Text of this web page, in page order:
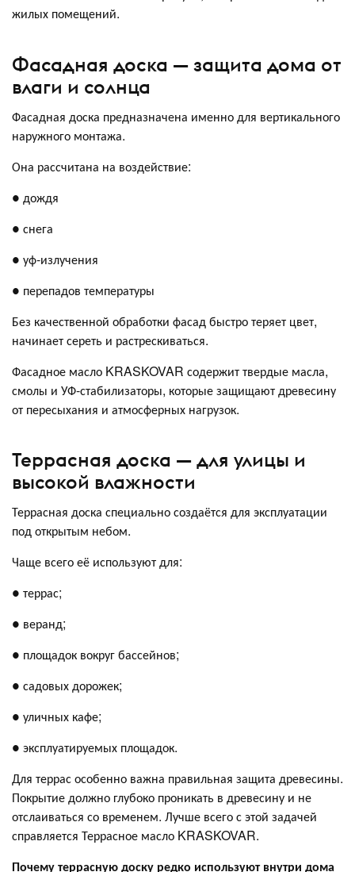
жилых помещений.
Фасадная доска — защита дома от
влаги и солнца
Фасадная доска предназначена именно для вертикального
наружного монтажа.
Она рассчитана на воздействие:
● дождя
● снега
● уф-излучения
● перепадов температуры
Без качественной обработки фасад быстро теряет цвет,
начинает сереть и растрескиваться.
Фасадное масло KRASKOVAR содержит твердые масла,
смолы и УФ-стабилизаторы, которые защищают древесину
от пересыхания и атмосферных нагрузок.
Террасная доска — для улицы и
высокой влажности
Террасная доска специально создаётся для эксплуатации
под открытым небом.
Чаще всего её используют для:
● террас;
● веранд;
● площадок вокруг бассейнов;
● садовых дорожек;
● уличных кафе;
● эксплуатируемых площадок.
Для террас особенно важна правильная защита древесины.
Покрытие должно глубоко проникать в древесину и не
отслаиваться со временем. Лучше всего с этой задачей
справляется Террасное масло KRASKOVAR.
Почему террасную доску редко используют внутри дома